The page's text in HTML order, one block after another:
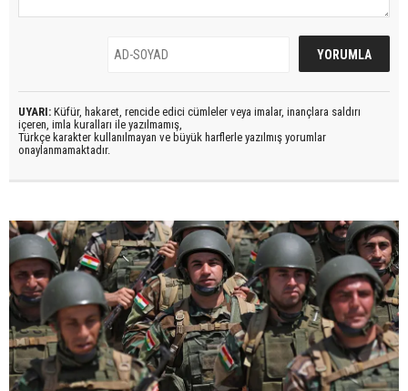
UYARI: Küfür, hakaret, rencide edici cümleler veya imalar, inançlara saldırı
içeren, imla kuralları ile yazılmamış,
Türkçe karakter kullanılmayan ve büyük harflerle yazılmış yorumlar
onaylanmamaktadır.